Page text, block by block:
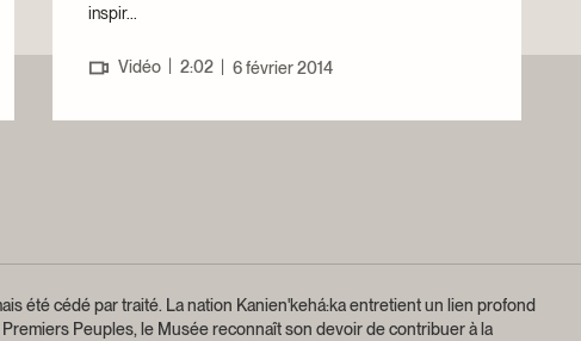
inspir...
Vidéo 2:02 6 février 2014
été cédé par traité. La nation Kanien'kehá:ka entretient un lien profond
Peuples, le Musée reconnaît son devoir de contribuer à la